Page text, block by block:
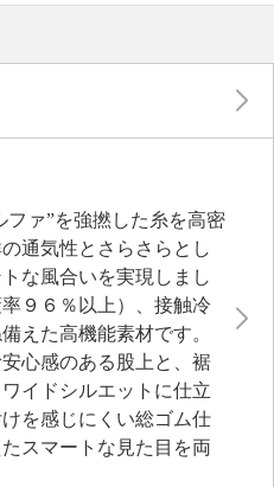
ファ”を強撚した糸を高密
通気性とさらさらとし
な風合いを実現しまし
９６％以上）、接触冷
えた高機能素材です。
心感のある股上と、裾
イドシルエットに仕立
を感じにくい総ゴム仕
スマートな見た目を両
た一本です。